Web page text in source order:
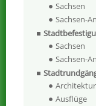
Sachsen
Sachsen-
Sachsen
Sachsen-
Ausflüge